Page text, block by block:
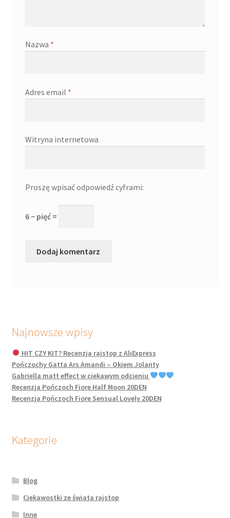
Nazwa *
Adres email *
Witryna internetowa
Proszę wpisać odpowiedź cyframi:
6 − pięć =
Najnowsze wpisy
HIT CZY KIT? Recenzja rajstop z AliExpress
Pończochy Gatta Ars Amandi – Okiem Jolanty
Gabriella matt effect w ciekawym odcieniu
Recenzja Pończoch Fiore Half Moon 20DEN
Recenzja Pończoch Fiore Sensual Lovely 20DEN
Kategorie
Blog
Ciekawostki ze świata rajstop
Inne